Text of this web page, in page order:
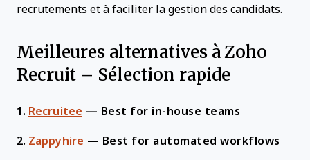
recrutements et à faciliter la gestion des candidats.
Meilleures alternatives à Zoho
Recruit – Sélection rapide
1. Recruitee — Best for in-house teams
2. Zappyhire — Best for automated workflows